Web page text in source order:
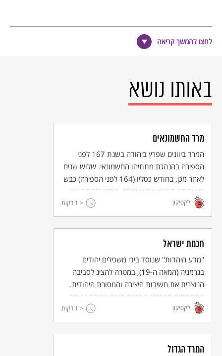
הערות שוליים
ירידת יעקב ובניו למצרים הייתה, לפי המקרא, מימוש של דברי ה'
לאברהם בברית בין הבתרים: "יָדֹעַ תֵּדַע כִּי גֵר יִהְיֶה זַרְעֲךָ בְּאֶרֶץ לֹא לָהֶם
וְאַחֲרֵי כֵן יֵצְאוּ בִּרְכֻשׁ גָּדוֹל" (בראשית טו 13 - 14).
הוצאת דודזון-עתי, תשנ"ג - 1993, עמ' 10 - 13.
לחצו להמשך קריאה
באותו נושא
מרד החשמונאים
המרד ביוונים שפרץ ביהודה בשנת 167 לפני
הספירה בהנהגת מתתיהו החשמונאי. שלוש שנים
לאחר מכן, בחודש כסליו (164 לפני הספירה) כבש
בנו יהודה המכבי את ירושלים, החזיר ליהודה את
ריבונותה, הביא להקמת מדינת החשמונאים
והבטיח את המשך קיומם של היהודים והיהדות.
לקסיקון < 1 דקות
חכמת ישראל
"מדע היהדות" שנוסד בידי משכילים יהודים
בגרמניה (המאה ה-19), במטרה להציג לסביבה
הנוצרית את חשיבות היצירה והמסורת היהודית.
התפתחות מקבילה ביהדות מזרח אירופה נועדה
לצורכי פנים – להשכלת הציבור היהודי. "חכמת
ישראל" הייתה הבסיס למחקר המודרני במדעי
היהדות.
לקסיקון < 1 דקות
המרד הגדול